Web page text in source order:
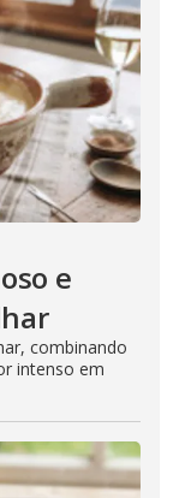
e
combinando
intenso em